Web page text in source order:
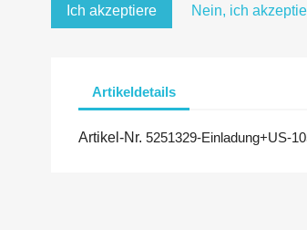
Ich akzeptiere Nein, ich
Artikeldetails
Artikel-Nr. 5251329-Einladung+US-